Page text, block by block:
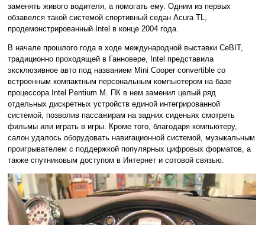
заменять живого водителя, а помогать ему. Одним из первых
обзавелся такой системой спортивный седан Acura TL,
продемонстрированный Intel в конце 2004 года.
В начале прошлого года в ходе международной выставки CeBIT,
традиционно проходящей в Ганновере, Intel представила
эксклюзивное авто под названием Mini Cooper convertible со
встроенным компактным персональным компьютером на базе
процессора Intel Pentium M. ПК в нем заменил целый ряд
отдельных дискретных устройств единой интегрированной
системой, позволив пассажирам на задних сиденьях смотреть
фильмы или играть в игры. Кроме того, благодаря компьютеру,
салон удалось оборудовать навигационной системой, музыкальным
проигрывателем с поддержкой популярных цифровых форматов, а
также спутниковым доступом в Интернет и сотовой связью.